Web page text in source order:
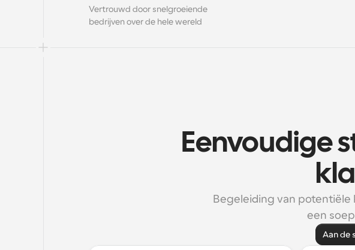
Vertrouwd door snelgroeiende
bedrijven over de hele wereld
Eenvoudige
Begeleiding van
een
Aan de